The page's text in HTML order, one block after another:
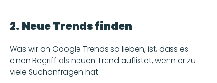
2. Neue Trends finden
Was wir an Google Trends so lieben, ist, dass es
einen Begriff als neuen Trend auflistet, wenn er zu
viele Suchanfragen hat.